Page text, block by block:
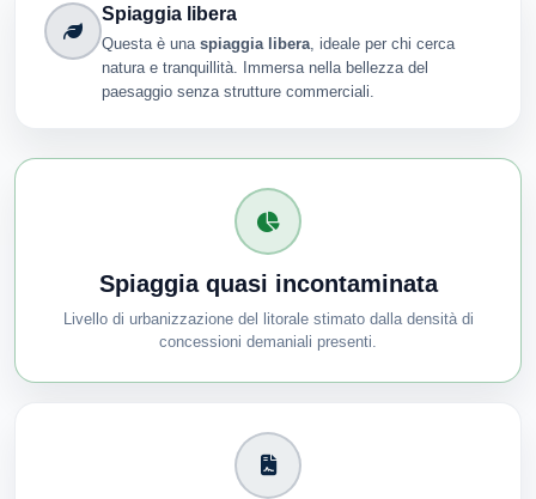
Spiaggia libera
Questa è una spiaggia libera, ideale per chi cerca
natura e tranquillità. Immersa nella bellezza del
paesaggio senza strutture commerciali.
Spiaggia quasi incontaminata
Livello di urbanizzazione del litorale stimato dalla densità di
concessioni demaniali presenti.